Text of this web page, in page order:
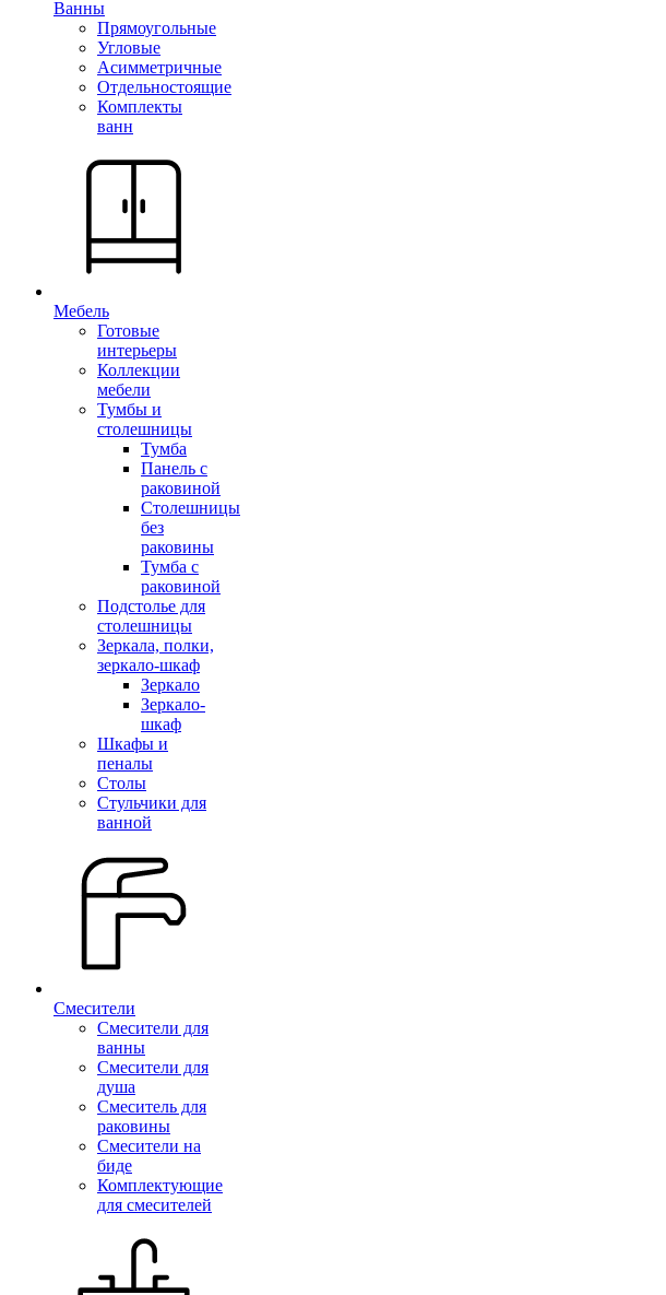
Ванны
Прямоугольные
Угловые
Асимметричные
Отдельностоящие
Комплекты
ванн
Мебель
Готовые
интерьеры
Коллекции
мебели
Тумбы и
столешницы
Тумба
Панель с
раковиной
Столешницы
без
раковины
Тумба с
раковиной
Подстолье для
столешницы
Зеркала, полки,
зеркало-шкаф
Зеркало
Зеркало-
шкаф
Шкафы и
пеналы
Столы
Стульчики для
ванной
Смесители
Смесители для
ванны
Смесители для
душа
Смеситель для
раковины
Смесители на
биде
Комплектующие
для смесителей